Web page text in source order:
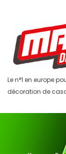
Le n°1 en europe
décoration de